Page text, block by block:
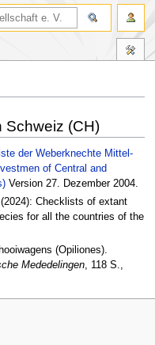
Schweiz (CH)
der Weberknechte Mittel-
of Central and
Version 27. Dezember 2004.
(2024): Checklists of extant
for all the countries of the
(Opiliones).
Mededelingen , 118 S.,